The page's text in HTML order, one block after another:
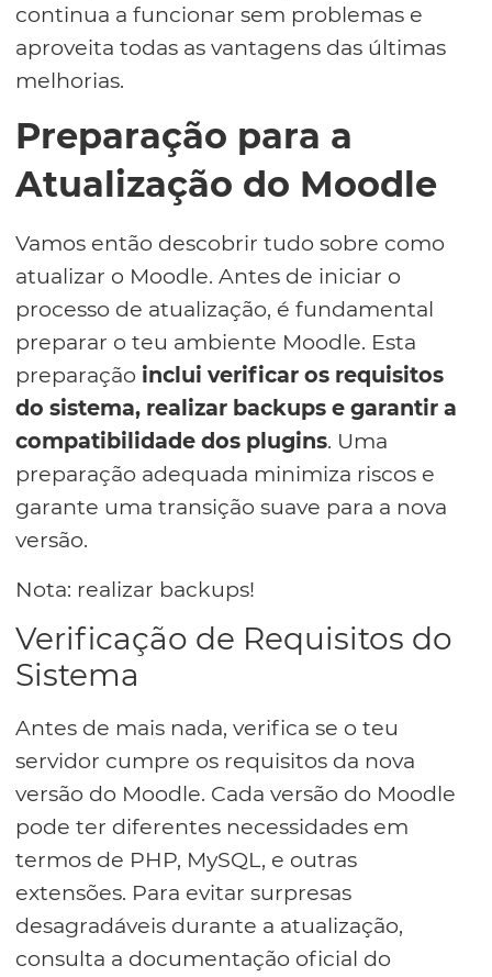
continua a funcionar sem problemas e
aproveita todas as vantagens das últimas
melhorias.
Preparação para a
Atualização do Moodle
Vamos então descobrir tudo sobre como
atualizar o Moodle. Antes de iniciar o
processo de atualização, é fundamental
preparar o teu ambiente Moodle. Esta
preparação inclui verificar os requisitos
do sistema, realizar backups e garantir a
compatibilidade dos plugins. Uma
preparação adequada minimiza riscos e
garante uma transição suave para a nova
versão.
Nota: realizar backups!
Verificação de Requisitos do
Sistema
Antes de mais nada, verifica se o teu
servidor cumpre os requisitos da nova
versão do Moodle. Cada versão do Moodle
pode ter diferentes necessidades em
termos de PHP, MySQL, e outras
extensões. Para evitar surpresas
desagradáveis durante a atualização,
consulta a documentação oficial do